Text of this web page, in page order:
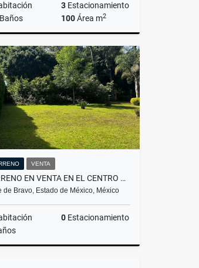
3 Estacionamiento
Baños 100Área m2
Renta
$20,000
VENTA
TERRENO EN VENTA EN EL CENTRO DE AVANDARO
de Bravo, Estado de México, México
0 Estacionamiento